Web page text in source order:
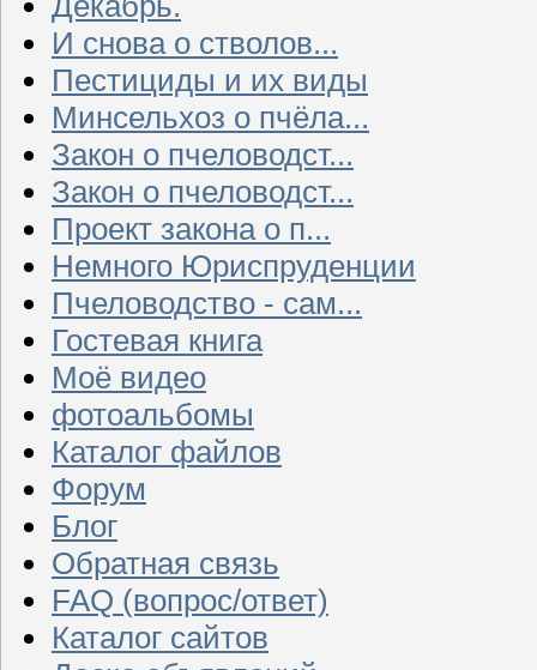
И снова о стволов...
Пестициды и их виды
Минсельхоз о пчёла...
Закон о пчеловодст...
Закон о пчеловодст...
Проект закона о п...
Немного Юриспруденции
Пчеловодство - сам...
Гостевая книга
Моё видео
фотоальбомы
Каталог файлов
Форум
Блог
Обратная связь
FAQ (вопрос/ответ)
Каталог сайтов